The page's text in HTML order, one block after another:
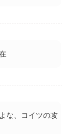
な、コイツの攻